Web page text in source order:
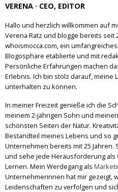
VERENA · CEO, EDITOR
Hallo und herzlich willkommen auf
Verena Ratz und blogge bereits seit
whoismocca.com, ein
Blogosphäre etablierte und mit
Persönliche Erfahrungen machen
Erlebnis. Ich bin stolz darauf,
unterhalten zu können.
In meiner Freizeit genieße ich die
meinem 2-jährigen Sohn und
schönsten Seiten der Natur.
Bestandteil meines Lebens und so
Unternehmen bereits mit 25 Jahren.
und sehe jede Herausforderung als
Lernen. Mein Werdegang als
Unternehmerinnen hat mir gezeigt,
Leidenschaften zu verfolgen und